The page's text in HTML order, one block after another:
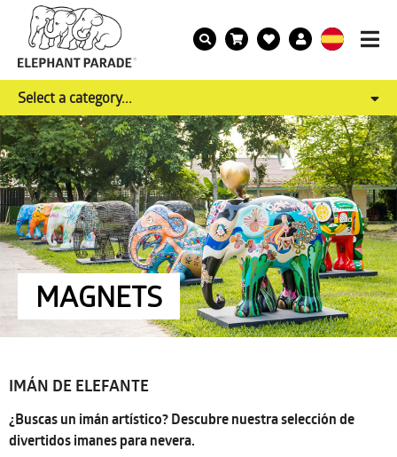
Select a category...
MAGNETS
IMÁN DE ELEFANTE
¿Buscas un imán artístico? Descubre nuestra selección de
divertidos imanes para nevera.